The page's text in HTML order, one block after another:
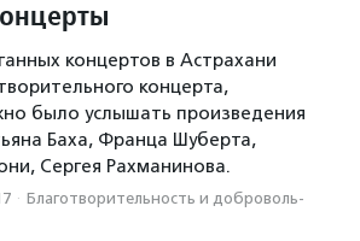
концертов в Астрахани
концерта,
было услышать произведения
Баха, Франца Шуберта,
Сергея Рахманинова.
· Благотвори­тель­ность и доброволь­